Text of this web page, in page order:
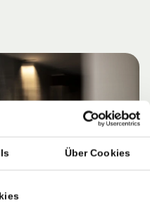
Über Cookies